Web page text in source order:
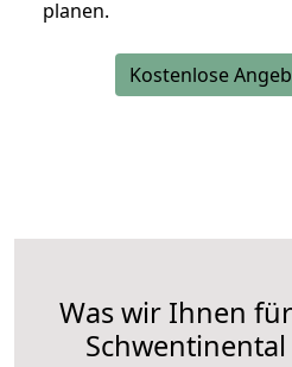
planen.
Kostenlose
Was wir Ihnen